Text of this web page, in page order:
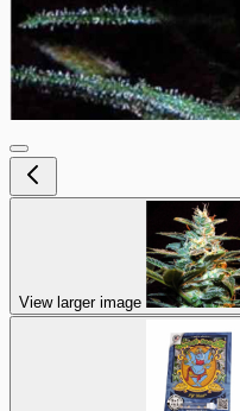
View larger image